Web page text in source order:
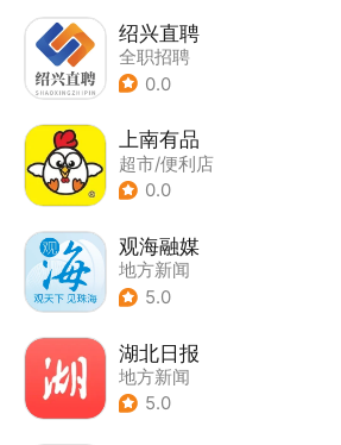
绍兴直聘
全职招聘
0.0
上南有品
超市/便利店
0.0
观海融媒
地方新闻
5.0
湖北日报
地方新闻
5.0